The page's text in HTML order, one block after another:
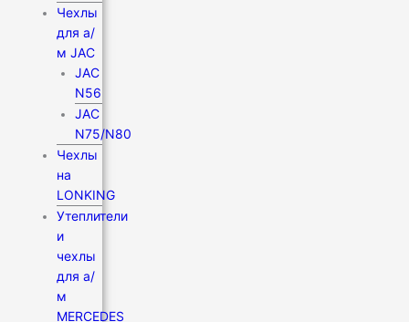
Чехлы
для а/
м JAC
JAC
N56
JAC
N75/N80
Чехлы
на
LONKING
Утеплители
и
чехлы
для а/
м
MERCEDES